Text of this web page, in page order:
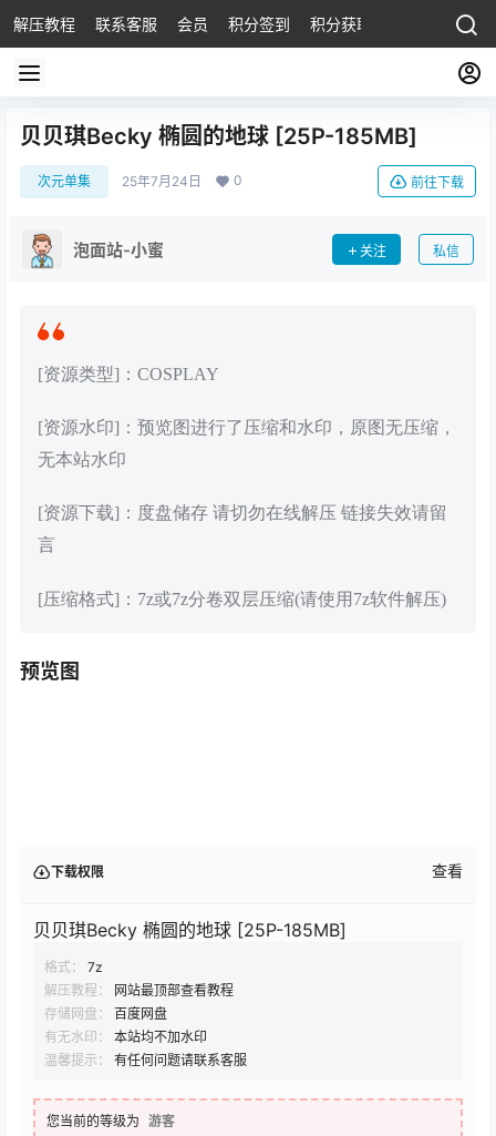
解压教程 联系客服 会员 积分签到 积分获取
贝贝琪Becky 椭圆的地球 [25P-185MB]
次元单集 25年7月24日 0 前往下载
泡面站-小蜜 关注 私信
[资源类型]：COSPLAY
[资源水印]：预览图进行了压缩和水印，原图无压缩，
无本站水印
[资源下载]：度盘储存 请切勿在线解压 链接失效请留
言
[压缩格式]：7z或7z分卷双层压缩(请使用7z软件解压)
预览图
下载权限 查看
贝贝琪Becky 椭圆的地球 [25P-185MB]
格式：
7z
解压教程：
网站最顶部查看教程
存储网盘：
百度网盘
有无水印：
本站均不加水印
温馨提示：
有任何问题请联系客服
您当前的等级为 游客